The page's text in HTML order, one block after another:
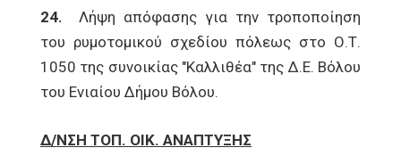
24.
Λήψη απόφασης για την τροποποίηση
του ρυμοτομικού σχεδίου πόλεως στο Ο.Τ.
1050 της συνοικίας "Καλλιθέα" της Δ.Ε. Βόλου
του Ενιαίου Δήμου Βόλου.
Δ/ΝΣΗ ΤΟΠ. ΟΙΚ. ΑΝΑΠΤΥΞΗΣ